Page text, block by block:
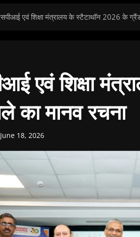
एवं शिक्षा मंत्रालय के स्टैटाथॉन 2026 के
एवं शिक्षा
का मानव रचना
June 18, 2026